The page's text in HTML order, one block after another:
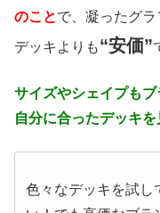
のことで、凝ったグ
デッキよりも“安価”
サイズやシェイプもブ
自分に合ったデッキ
色々なデッキを試し